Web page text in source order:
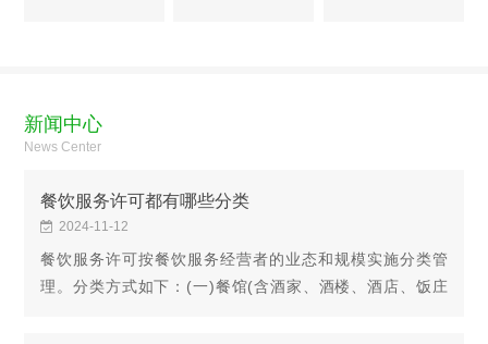
新闻中心
News Center
餐饮服务许可都有哪些分类
2024-11-12
餐饮服务许可按餐饮服务经营者的业态和规模实施分类管
理。分类方式如下：(一)餐馆(含酒家、酒楼、酒店、饭庄